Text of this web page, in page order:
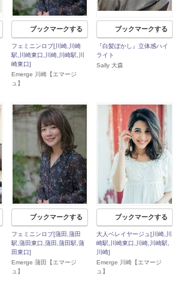
ブックマークする
フェミニンロブ[川崎,川崎
駅,川崎東口,川崎,川崎駅,川
崎東口]
Emerge 川崎【エマージ
ュ】
ブックマークする
『白髪ぼかし』立体感ハイ
ライト
Sally 大森
ブックマークする
フェミニンロブ[蒲田,蒲田
駅,蒲田東口,蒲田,蒲田駅,蒲
田東口]
Emerge 蒲田【エマージ
ュ】
ブックマークする
大人ベレイヤージュ[川崎,川
崎駅,川崎東口,川崎,川崎駅,
川崎]
Emerge 川崎【エマージ
ュ】